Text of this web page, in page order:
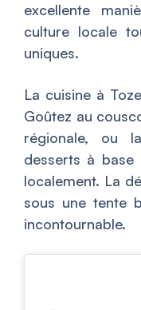
excellente
culture locale
uniques.
La cuisine à
Goûtez au
régionale, ou
desserts à base
localement. La
sous une tente
incontournable.